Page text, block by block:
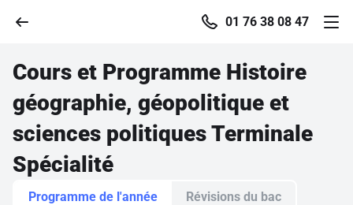
01 76 38 08 47
Accueil
Parcourir
Cours et Programme Histoire
géographie, géopolitique et
sciences politiques Terminale
Spécialité
Programme de l'année Révisions du bac